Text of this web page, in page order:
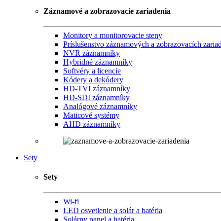
Záznamové a zobrazovacie zariadenia
Monitory a monitorovacie steny
Príslušenstvo záznamových a zobrazovacích
NVR záznamníky
Hybridné záznamníky
Softvéry a licencie
Kódery a dekódery
HD-TVI záznamníky
HD-SDI záznamníky
Analógové záznamníky
Maticové systémy
AHD záznamníky
Sety
Sety
Wi-fi
LED osvetlenie a solár a batéria
Solárny panel a batéria